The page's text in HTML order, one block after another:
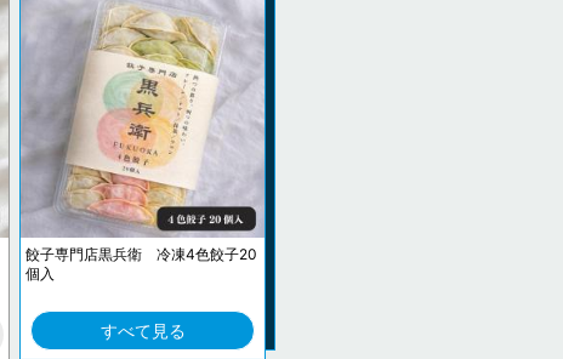
餃子専門店黒兵衛 冷凍4色餃子20
個入
すべて見る